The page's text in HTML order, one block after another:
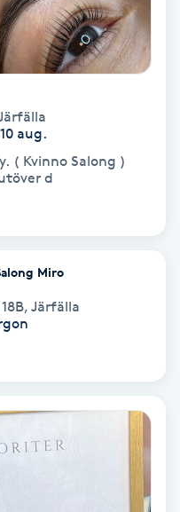
aug.
)
utöver d
Miro
, Järfälla